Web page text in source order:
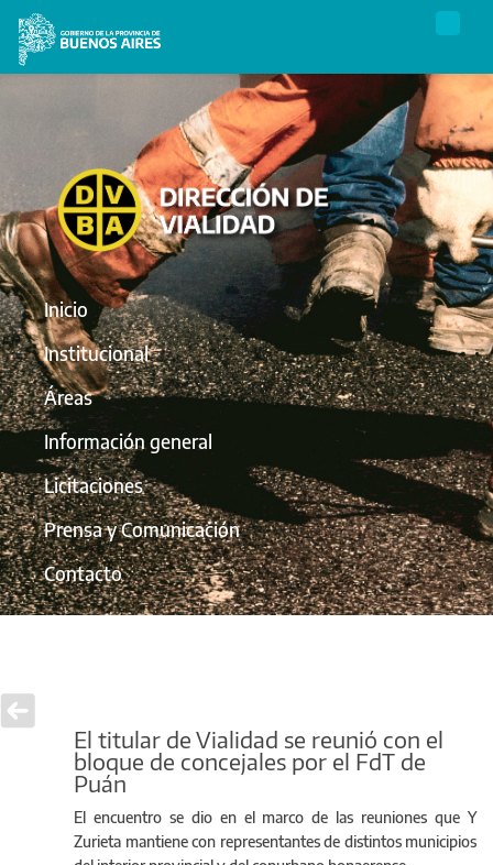
Inicio
Institucional
Áreas
Información general
Licitaciones
Prensa y Comunicación
Contacto
El titular de Vialidad se reunió con el
bloque de concejales por el FdT de
Puán
El encuentro se dio en el marco de las reuniones que Y
Zurieta mantiene con representantes de distintos municipios